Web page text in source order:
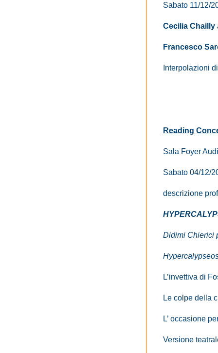
Sabato 11/12/
Cecilia Chailly
Francesco
Interpolazioni
Reading
Sala Foyer
Sabato 04/12/
descrizione
Didimi Chierici
L’invettiva di
Le colpe della
L’ occasione
Versione